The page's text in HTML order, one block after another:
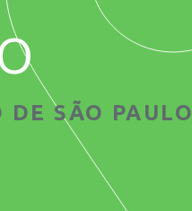
SÃO PAULO